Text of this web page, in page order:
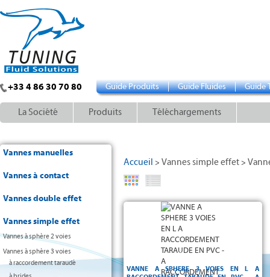
+33 4 86 30 70 80 Guide Produits Guide Fluides Guide
La Société Produits Téléchargements
Vannes manuelles
Vannes à contact
Vannes double effet
Vannes simple effet
Vannes à sphère 2 voies
Vannes à sphère 3 voies
à raccordement taraudé
Accueil > Vannes simple effet >
VANNE A SPHERE 3 VOIES EN L A